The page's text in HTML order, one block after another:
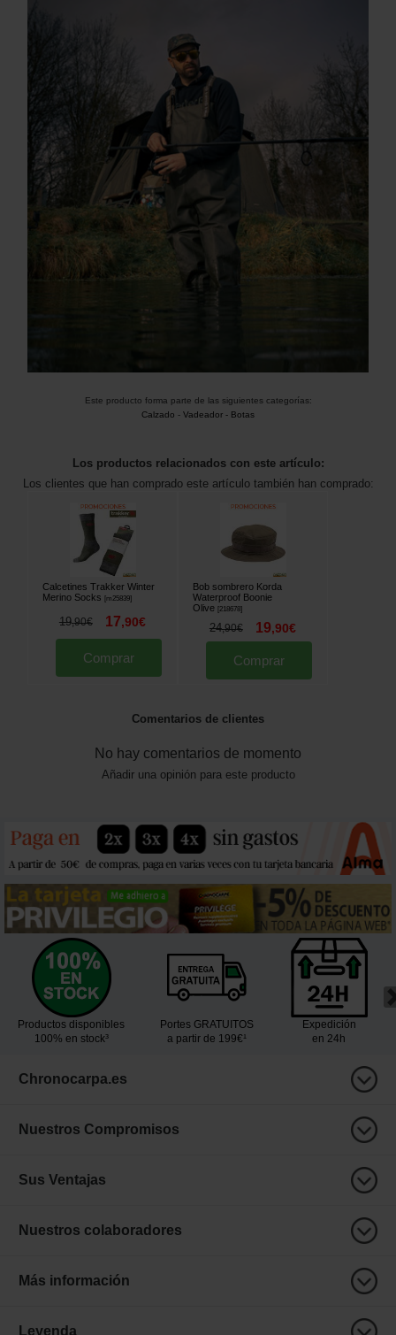
Este producto forma parte de las siguientes categorías:
Calzado - Vadeador - Botas
Los productos relacionados con este artículo:
Los clientes que han comprado este artículo también han comprado:
Calcetines Trakker Winter
Merino Socks
[m25839]
19,90€ 17,90€
Comprar
Bob sombrero Korda
Waterproof Boonie
Olive
218678]
24,90€ 19,90€
Comprar
Comentarios de clientes
No hay comentarios de momento
Añadir una opinión para este producto
Productos disponibles
100% en stock³
Portes GRATUITOS
a partir de 199€¹
Expedición
en 24h
Chronocarpa.es
Nuestros Compromisos
Sus Ventajas
Nuestros colaboradores
Más información
Leyenda